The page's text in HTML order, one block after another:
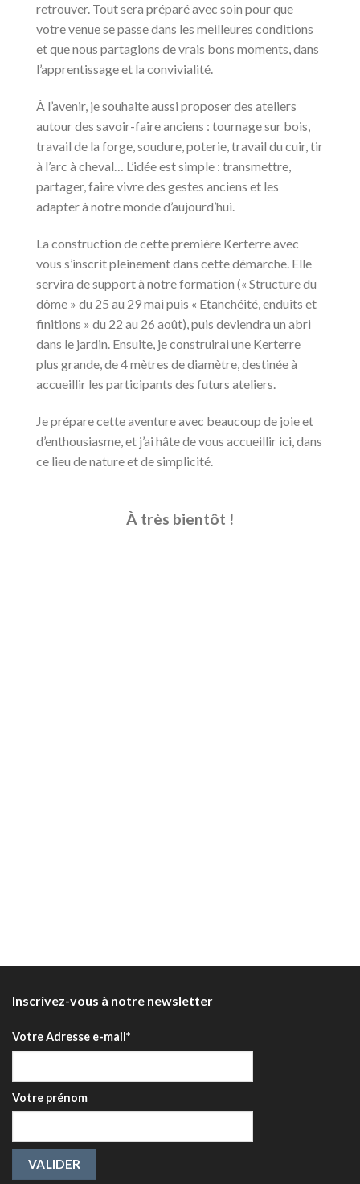
retrouver. Tout sera préparé avec soin pour que
votre venue se passe dans les meilleures conditions
et que nous partagions de vrais bons moments, dans
l’apprentissage et la convivialité.
À l’avenir, je souhaite aussi proposer des ateliers
autour des savoir-faire anciens : tournage sur bois,
travail de la forge, soudure, poterie, travail du cuir, tir
à l’arc à cheval… L’idée est simple : transmettre,
partager, faire vivre des gestes anciens et les
adapter à notre monde d’aujourd’hui.
La construction de cette première Kerterre avec
vous s’inscrit pleinement dans cette démarche. Elle
servira de support à notre formation (« Structure du
dôme » du 25 au 29 mai puis « Etanchéité, enduits et
finitions » du 22 au 26 août), puis deviendra un abri
dans le jardin. Ensuite, je construirai une Kerterre
plus grande, de 4 mètres de diamètre, destinée à
accueillir les participants des futurs ateliers.
Je prépare cette aventure avec beaucoup de joie et
d’enthousiasme, et j’ai hâte de vous accueillir ici, dans
ce lieu de nature et de simplicité.
À très bientôt !
Inscrivez-vous à notre newsletter
Votre Adresse e-mail*
Votre prénom